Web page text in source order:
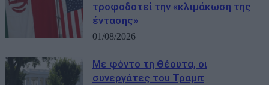
τροφοδοτεί την «κλιμάκωση της
έντασης»
01/08/2026
Με φόντο τη Θέουτα, οι
συνεργάτες του Τραμπ